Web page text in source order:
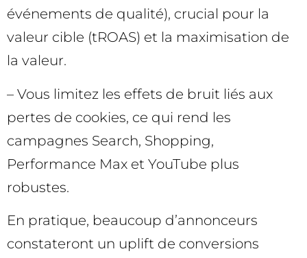
événements de qualité), crucial pour la
valeur cible (tROAS) et la maximisation de
la valeur.
– Vous limitez les effets de bruit liés aux
pertes de cookies, ce qui rend les
campagnes Search, Shopping,
Performance Max et YouTube plus
robustes.
En pratique, beaucoup d’annonceurs
constateront un uplift de conversions